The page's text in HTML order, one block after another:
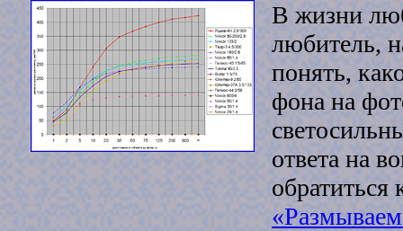
В жизни
любитель,
понять,
фона на
ответа на
обратиться